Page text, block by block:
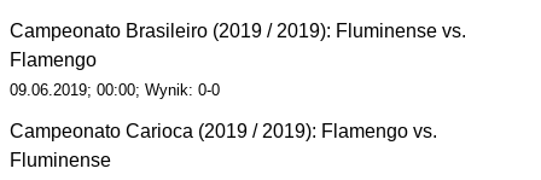
Campeonato Brasileiro (2019 / 2019): Fluminense vs.
Flamengo
09.06.2019; 00:00; Wynik: 0-0
Campeonato Carioca (2019 / 2019): Flamengo vs.
Fluminense